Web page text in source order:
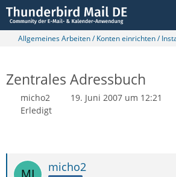
Allgemeines Arbeiten / Konten einrichten /
Zentrales Adressbuch
micho2 19. Juni 2007 um 12:21
Erledigt
micho2